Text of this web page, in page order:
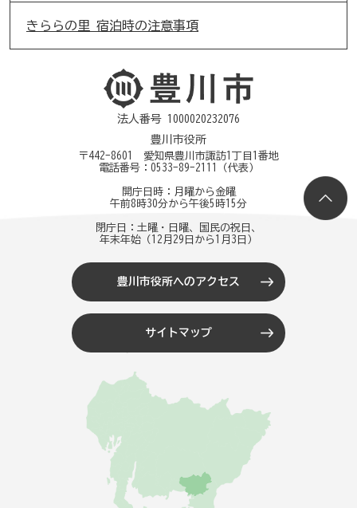
きららの里 宿泊時の注意事項
法人番号 1000020232076
豊川市役所
〒442-8601 愛知県豊川市諏訪1丁目1番地
電話番号： 0533-89-2111 （代表）
開庁日時：月曜から金曜
午前8時30分から午後5時15分
閉庁日：土曜・日曜、国民の祝日、
年末年始（12月29日から1月3日）
豊川市役所へのアクセス
サイトマップ